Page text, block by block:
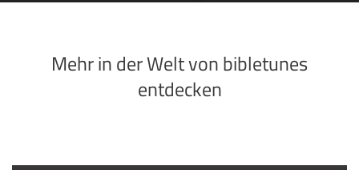
Mehr in der Welt von bibletunes
entdecken